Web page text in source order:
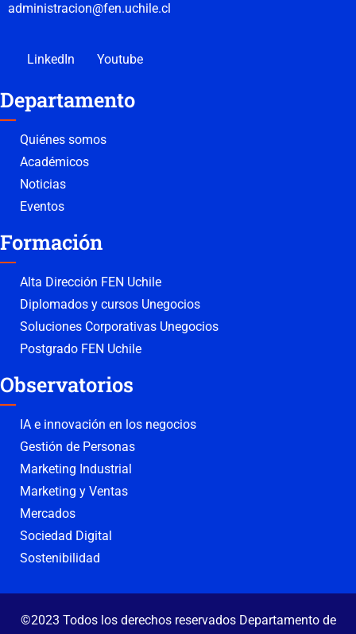
administracion@fen.uchile.cl
LinkedIn Youtube
Departamento
Quiénes somos
Académicos
Noticias
Eventos
Formación
Alta Dirección FEN Uchile
Diplomados y cursos Unegocios
Soluciones Corporativas Unegocios
Postgrado FEN Uchile
Observatorios
IA e innovación en los negocios
Gestión de Personas
Marketing Industrial
Marketing y Ventas
Mercados
Sociedad Digital
Sostenibilidad
©2023 Todos los derechos reservados Departamento de